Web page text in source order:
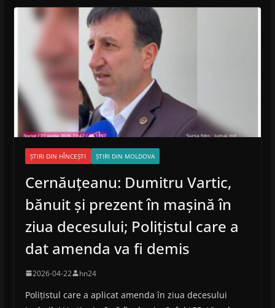
ȘTIRI DIN HÎNCEȘTI ȘTIRI DIN MOLDOVA
Cernăuțeanu: Dumitru Vartic,
bănuit și prezent în mașină în
ziua decesului; Polițistul care a
dat amenda va fi demis
2026-04-22 hn24
Polițistul care a aplicat amenda în ziua decesului